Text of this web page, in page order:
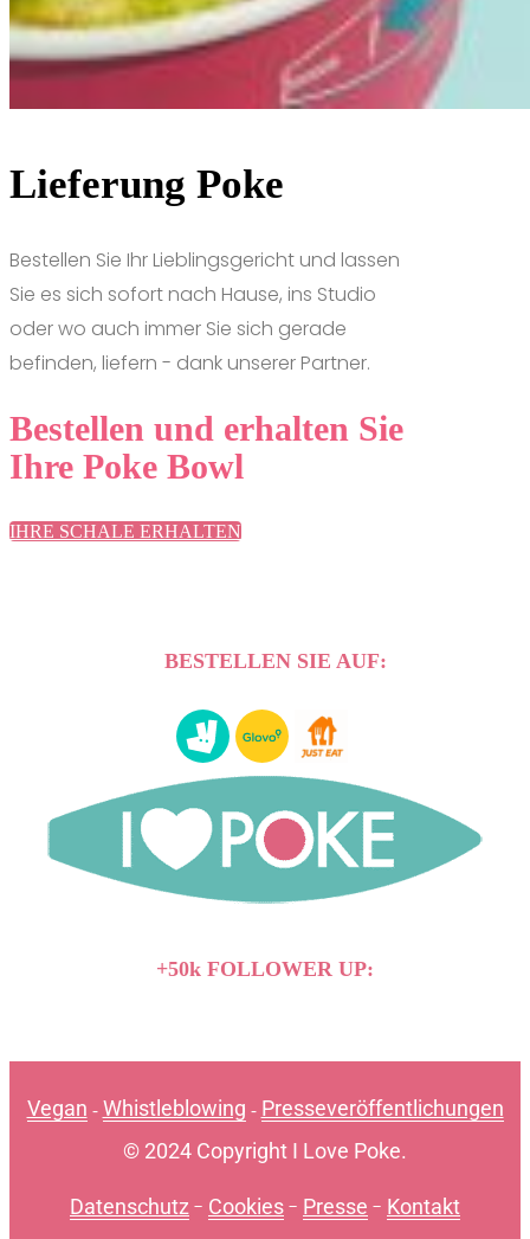
Lieferung Poke
Bestellen Sie Ihr Lieblingsgericht und lassen
Sie es sich sofort nach Hause, ins Studio
oder wo auch immer Sie sich gerade
befinden, liefern - dank unserer Partner.
Bestellen und erhalten Sie
Ihre Poke Bowl
IHRE SCHALE ERHALTEN
BESTELLEN SIE AUF:
+50k FOLLOWER UP:
Vegan - Whistleblowing - Presseveröffentlichungen
© 2024 Copyright I Love Poke.
Datenschutz- Cookies- Presse - Kontakt